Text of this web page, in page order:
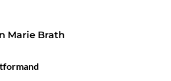
Marie Brath